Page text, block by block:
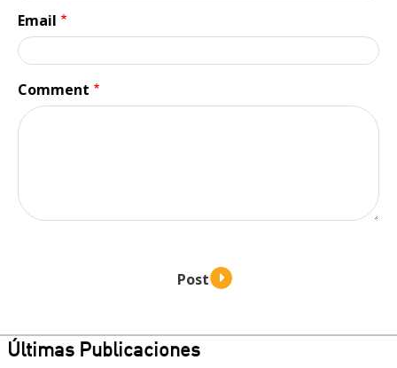
Últimas Publicaciones
Email
Comment